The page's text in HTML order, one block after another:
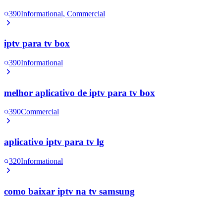
390Informational, Commercial
iptv para tv box
390Informational
melhor aplicativo de iptv para tv box
390Commercial
aplicativo iptv para tv lg
320Informational
como baixar iptv na tv samsung